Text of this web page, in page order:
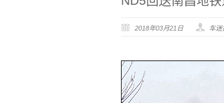
2018年03月21日 车迷